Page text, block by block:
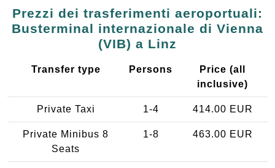
Prezzi dei trasferimenti aeroportuali:
Busterminal internazionale di Vienna
(VIB) a Linz
Transfer type Persons
Price (all
inclusive)
Private Taxi 1-4 414.00 EUR
Private Minibus 8
Seats
1-8 463.00 EUR